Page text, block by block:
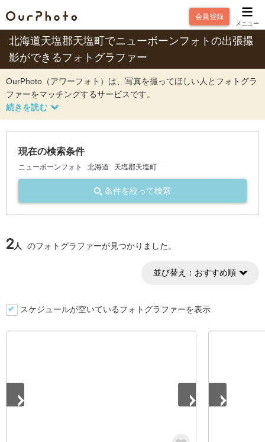
会員登録
メニュー
北海道天塩郡天塩町でニューボーンフォトの出張撮
影ができるフォトグラファー
OurPhoto（アワーフォト）は、写真を撮ってほしい人とフォトグラ
ファーをマッチングするサービスです。
現在の検索条件
ニューボーンフォト 北海道 天塩郡天塩町
条件を絞って検索
2人 のフォトグラファーが見つかりました。
並び替え： おすすめ順
スケジュールが空いているフォトグラファーを表示